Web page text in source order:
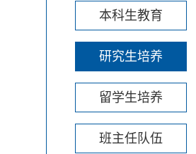
本科生教育
研究生培养
留学生培养
班主任队伍